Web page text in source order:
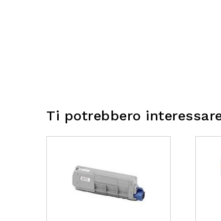
Ti potrebbero